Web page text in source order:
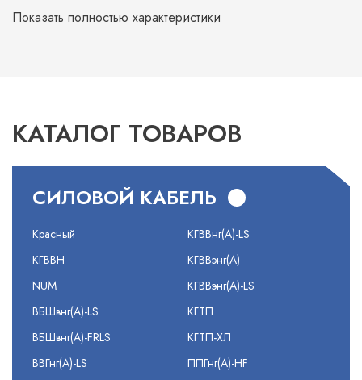
Показать полностью характеристики
КАТАЛОГ ТОВАРОВ
СИЛОВОЙ КАБЕЛЬ
Красный
КГВВН
NUM
ВБШвнг(А)-LS
ВБШвнг(А)-FRLS
ВВГнг(А)-LS
КГВВнг(А)-LS
КГВВэнг(А)
КГВВэнг(А)-LS
КГТП
КГТП-ХЛ
ППГнг(А)-HF